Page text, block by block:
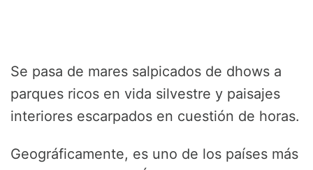
Se pasa de mares salpicados de dhows a
parques ricos en vida silvestre y paisajes
interiores escarpados en cuestión de horas.
Geográficamente, es uno de los países más